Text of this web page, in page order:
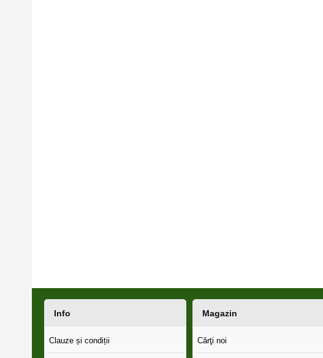
Info
Clauze și condiții
Magazin
Cărţi noi